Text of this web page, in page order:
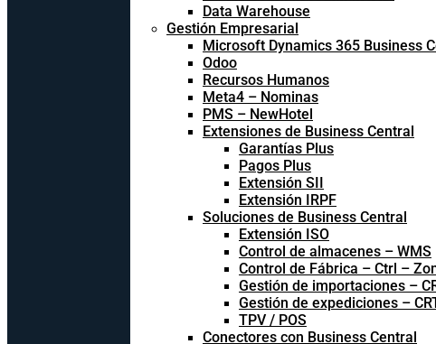
Data Warehouse
Gestión Empresarial
Microsoft Dynamics 365 Business
Odoo
Recursos Humanos
Meta4 – Nominas
PMS – NewHotel
Extensiones de Business Central
Garantías Plus
Pagos Plus
Extensión SII
Extensión IRPF
Soluciones de Business Central
Extensión ISO
Control de almacenes – WMS
Control de Fábrica – Ctrl –
Gestión de importaciones –
Gestión de expediciones –
TPV / POS
Conectores con Business Central